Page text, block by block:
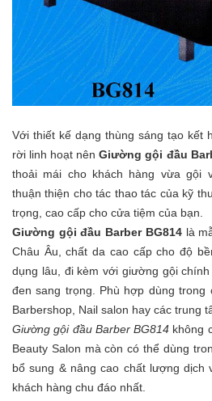
Với thiết kế dạng thùng sáng tạo kết
rời linh hoạt nênGiường gội đầu
thoải mái cho khách hàng vừa gội
thuận thiện cho tác thao tác của kỹ
trọng, cao cấp cho cửa tiệm của bạn.
Giường gội đầu Barber BG814là
Châu Âu, chất da cao cấp cho độ
dụng lâu, đi kèm với giường gội
đen sang trọng. Phù hợp dùng trong
Barbershop, Nail salon hay các trung
Giường gội đầu Barber BG814 không
Beauty Salon mà còn có thể dùng
bổ sung & nâng cao chất lượng dịch
khách hàng chu đáo nhất.